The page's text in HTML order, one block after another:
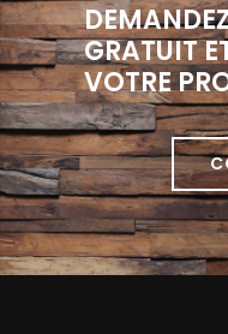
GRATUIT
VOTRE